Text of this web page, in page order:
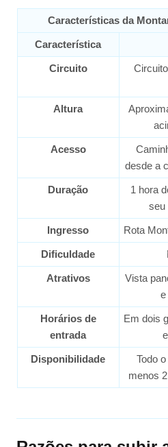
Características da
Característica
Circuito
Altura
Acesso
desde a
Duração
1 hora
seu
Ingresso Rota
Dificuldade
Atrativos
Vista
e
Horários de
entrada
Em dois
Disponibilidade
Todo
menos